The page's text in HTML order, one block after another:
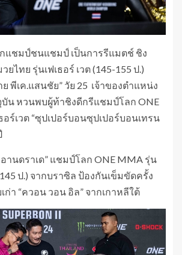
แชมป์ชนแชมป์ เป็นการรีแมตช์ ชิง
ยไทย รุ่นเฟเธอร์ เวต (145-155 ป.)
พีเค.แสนชัย” วัย 25 เจ้าของตำแหน่ง
น หวนพบผู้ท้าชิงดีกรีแชมป์โลก ONE
อร์เวต “ซุปเปอร์บอนซุปเปอร์บอนเทรน
านดราเด” แชมป์โลก ONE MMA รุ่น
ป.) จากบราซิล ป้องกันเข็มขัดครั้ง
า “ควอน วอน อิล” จากเกาหลีใต้